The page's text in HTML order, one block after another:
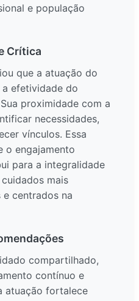
e população
Crítica
que a atuação do
a efetividade do
proximidade com a
necessidades,
vínculos. Essa
o engajamento
para a integralidade
mais
centrados na
compartilhado,
contínuo e
atuação fortalece